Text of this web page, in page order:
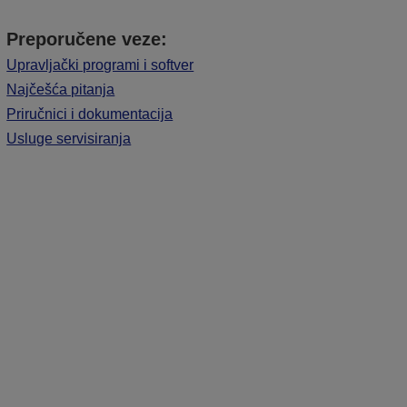
Preporučene veze:
Upravljački programi i softver
Najčešća pitanja
Priručnici i dokumentacija
Usluge servisiranja